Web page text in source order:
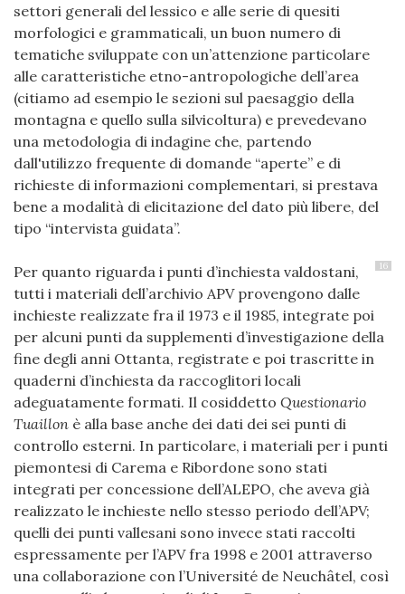
settori generali del lessico e alle serie di quesiti
morfologici e grammaticali, un buon numero di
tematiche sviluppate con un’attenzione particolare
alle caratteristiche etno-antropologiche dell’area
(citiamo ad esempio le sezioni sul paesaggio della
montagna e quello sulla silvicoltura) e prevedevano
una metodologia di indagine che, partendo
dall'utilizzo frequente di domande “aperte” e di
richieste di informazioni complementari, si prestava
bene a modalità di elicitazione del dato più libere, del
tipo “intervista guidata”.
16
Per quanto riguarda i punti d’inchiesta valdostani,
tutti i materiali dell’archivio APV provengono dalle
inchieste realizzate fra il 1973 e il 1985, integrate poi
per alcuni punti da supplementi d’investigazione della
fine degli anni Ottanta, registrate e poi trascritte in
quaderni d’inchiesta da raccoglitori locali
adeguatamente formati. Il cosiddetto Questionario
Tuaillon è alla base anche dei dati dei sei punti di
controllo esterni. In particolare, i materiali per i punti
piemontesi di Carema e Ribordone sono stati
integrati per concessione dell’ALEPO, che aveva già
realizzato le inchieste nello stesso periodo dell’APV;
quelli dei punti vallesani sono invece stati raccolti
espressamente per l’APV fra 1998 e 2001 attraverso
una collaborazione con l’Université de Neuchâtel, così